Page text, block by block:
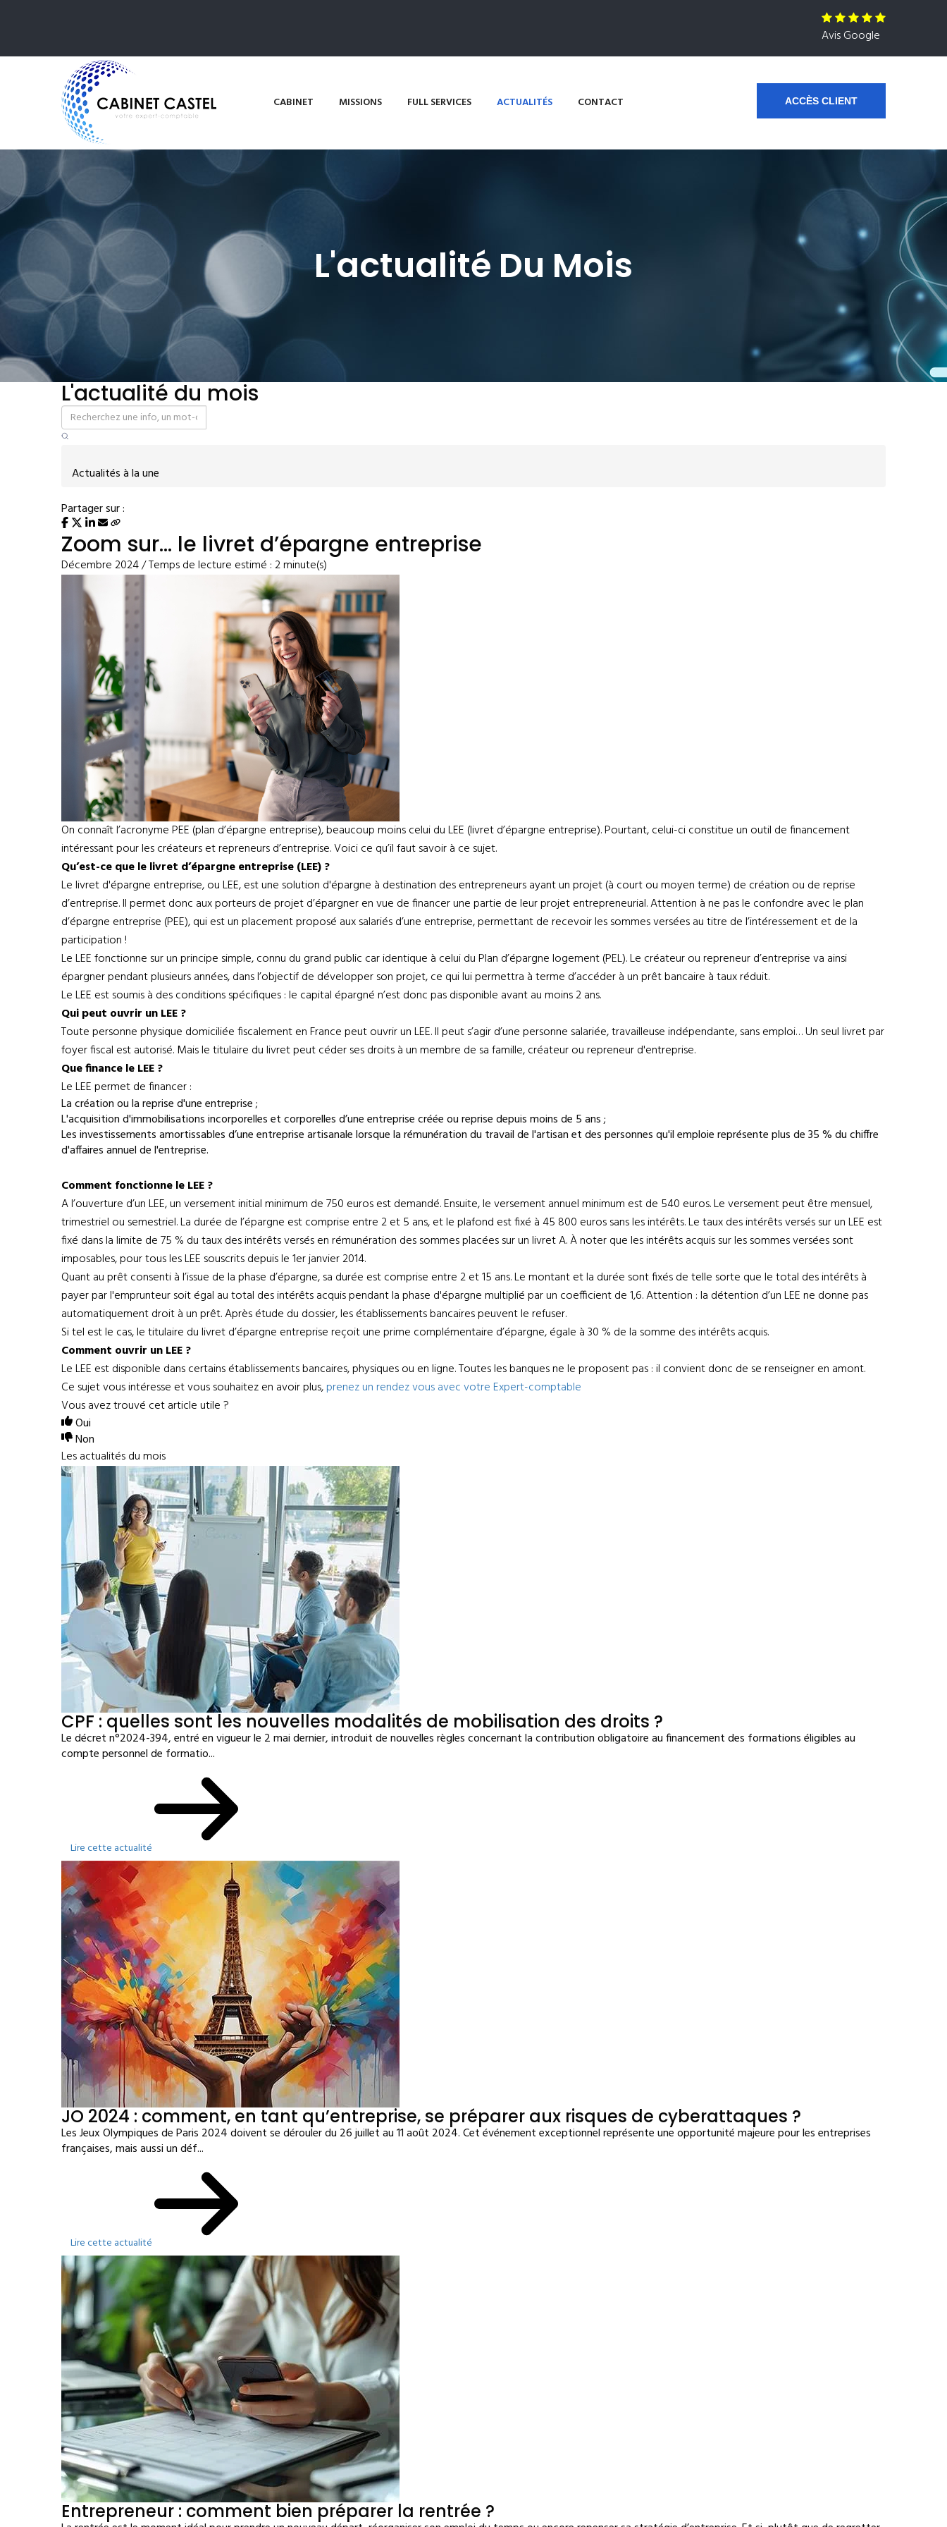
Avis Google
CABINET MISSIONS FULL SERVICES ACTUALITÉS CONTACT ACCÈS CLIENT
L'actualité Du Mois
L'actualité du mois
Actualités à la une
Partager sur :
Zoom sur… le livret d’épargne entreprise
Décembre 2024 / Temps de lecture estimé : 2 minute(s)
On connaît l’acronyme PEE (plan d’épargne entreprise), beaucoup moins celui du LEE (livret d’épargne entreprise). Pourtant, celui-ci constitue un outil de financement
intéressant pour les créateurs et repreneurs d’entreprise. Voici ce qu’il faut savoir à ce sujet.
Qu’est-ce que le livret d’épargne entreprise (LEE) ?
Le livret d'épargne entreprise, ou LEE, est une solution d'épargne à destination des entrepreneurs ayant un projet (à court ou moyen terme) de création ou de reprise
d’entreprise. Il permet donc aux porteurs de projet d’épargner en vue de financer une partie de leur projet entrepreneurial. Attention à ne pas le confondre avec le plan
d’épargne entreprise (PEE), qui est un placement proposé aux salariés d’une entreprise, permettant de recevoir les sommes versées au titre de l’intéressement et de la
participation !
Le LEE fonctionne sur un principe simple, connu du grand public car identique à celui du Plan d’épargne logement (PEL). Le créateur ou repreneur d’entreprise va ainsi
épargner pendant plusieurs années, dans l’objectif de développer son projet, ce qui lui permettra à terme d’accéder à un prêt bancaire à taux réduit.
Le LEE est soumis à des conditions spécifiques : le capital épargné n’est donc pas disponible avant au moins 2 ans.
Qui peut ouvrir un LEE ?
Toute personne physique domiciliée fiscalement en France peut ouvrir un LEE. Il peut s’agir d’une personne salariée, travailleuse indépendante, sans emploi… Un seul livret par
foyer fiscal est autorisé. Mais le titulaire du livret peut céder ses droits à un membre de sa famille, créateur ou repreneur d'entreprise.
Que finance le LEE ?
Le LEE permet de financer :
La création ou la reprise d'une entreprise ;
L'acquisition d'immobilisations incorporelles et corporelles d’une entreprise créée ou reprise depuis moins de 5 ans ;
Les investissements amortissables d’une entreprise artisanale lorsque la rémunération du travail de l'artisan et des personnes qu'il emploie représente plus de 35 % du chiffre
d'affaires annuel de l'entreprise.
Comment fonctionne le LEE ?
A l’ouverture d’un LEE, un versement initial minimum de 750 euros est demandé. Ensuite, le versement annuel minimum est de 540 euros. Le versement peut être mensuel,
trimestriel ou semestriel. La durée de l’épargne est comprise entre 2 et 5 ans, et le plafond est fixé à 45 800 euros sans les intérêts. Le taux des intérêts versés sur un LEE est
fixé dans la limite de 75 % du taux des intérêts versés en rémunération des sommes placées sur un livret A. À noter que les intérêts acquis sur les sommes versées sont
imposables, pour tous les LEE souscrits depuis le 1er janvier 2014.
Quant au prêt consenti à l’issue de la phase d’épargne, sa durée est comprise entre 2 et 15 ans. Le montant et la durée sont fixés de telle sorte que le total des intérêts à
payer par l'emprunteur soit égal au total des intérêts acquis pendant la phase d'épargne multiplié par un coefficient de 1,6. Attention : la détention d’un LEE ne donne pas
automatiquement droit à un prêt. Après étude du dossier, les établissements bancaires peuvent le refuser.
Si tel est le cas, le titulaire du livret d’épargne entreprise reçoit une prime complémentaire d’épargne, égale à 30 % de la somme des intérêts acquis.
Comment ouvrir un LEE ?
Le LEE est disponible dans certains établissements bancaires, physiques ou en ligne. Toutes les banques ne le proposent pas : il convient donc de se renseigner en amont.
Ce sujet vous intéresse et vous souhaitez en avoir plus,prenez un rendez vous avec votre Expert-comptable
Vous avez trouvé cet article utile ?
Oui
Non
Les actualités du mois
CPF : quelles sont les nouvelles modalités de mobilisation des droits ?
Le décret n°2024-394, entré en vigueur le 2 mai dernier, introduit de nouvelles règles concernant la contribution obligatoire au financement des formations éligibles au
compte personnel de formatio...
Lire cette actualité
JO 2024 : comment, en tant qu’entreprise, se préparer aux risques de cyberattaques ?
Les Jeux Olympiques de Paris 2024 doivent se dérouler du 26 juillet au 11 août 2024. Cet événement exceptionnel représente une opportunité majeure pour les entreprises
françaises, mais aussi un déf...
Lire cette actualité
Entrepreneur : comment bien préparer la rentrée ?